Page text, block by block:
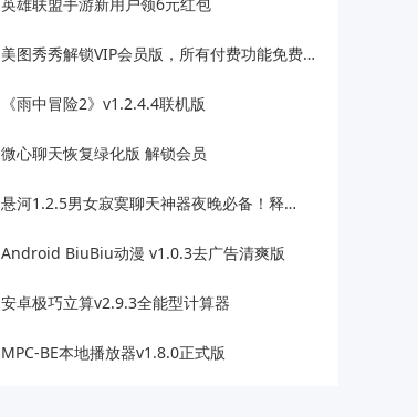
美图秀秀解锁VIP会员版，所有付费功能免费使用
《雨中冒险2》v1.2.4.4联机版
微心聊天恢复绿化版 解锁会员
悬河1.2.5男女寂寞聊天神器夜晚必备！释放天性
Android BiuBiu动漫 v1.0.3去广告清爽版
安卓极巧立算v2.9.3全能型计算器
MPC-BE本地播放器v1.8.0正式版